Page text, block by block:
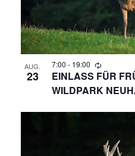
AUG.
23
7:00 - 19:00
EINLASS FÜR
WILDPARK